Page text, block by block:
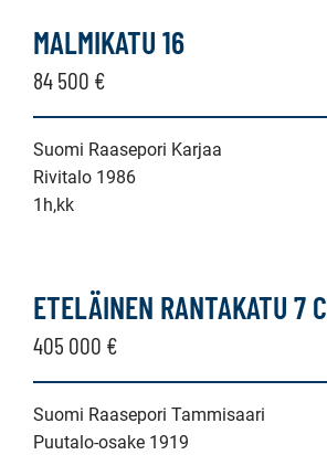
MALMIKATU 16
84 500 €
Suomi Raasepori Karjaa
Rivitalo 1986
1h,kk
ETELÄINEN RANTAKATU 7 C
405 000 €
Suomi Raasepori Tammisaari
Puutalo-osake 1919